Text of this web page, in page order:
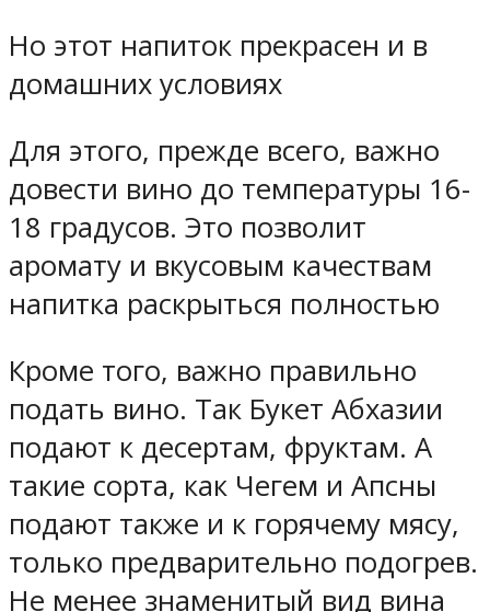
Но этот напиток прекрасен и в
домашних условиях
Для этого, прежде всего, важно
довести вино до температуры 16-
18 градусов. Это позволит
аромату и вкусовым качествам
напитка раскрыться полностью
Кроме того, важно правильно
подать вино. Так Букет Абхазии
подают к десертам, фруктам. А
такие сорта, как Чегем и Апсны
подают также и к горячему мясу,
только предварительно подогрев.
Не менее знаменитый вид вина